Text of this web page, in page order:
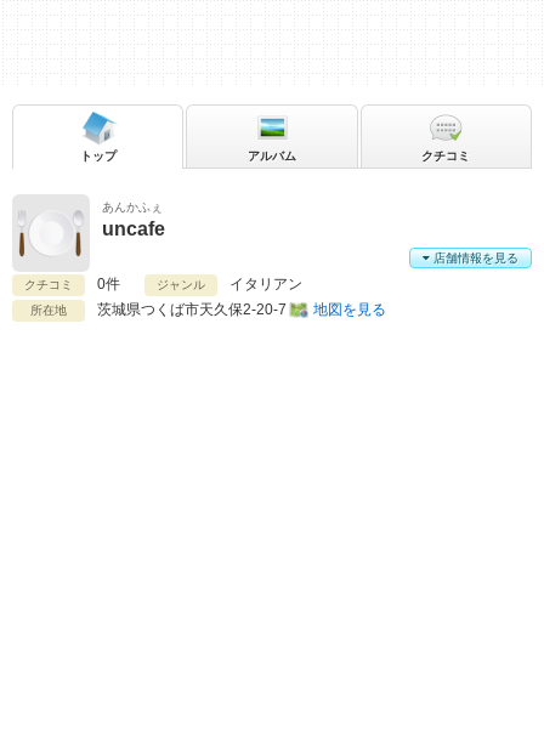
あんかふぇ
uncafe
クチコミ 0件 ジャンル イタリアン
所在地 茨城県つくば市天久保2-20-7 地図を見る
店舗情報を見る
トップ アルバム クチコミ